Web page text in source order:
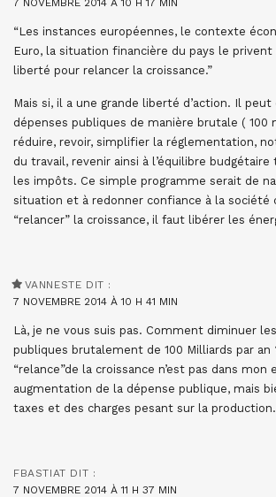
“Les instances européennes, le contexte
Euro, la situation financière du pays le
liberté pour relancer la croissance.”
Mais si, il a une grande liberté d’action. Il
dépenses publiques de manière brutale ( 100
réduire, revoir, simplifier la réglementation,
du travail, revenir ainsi à l’équilibre
les impôts. Ce simple programme serait de
situation et à redonner confiance à la société
“relancer” la croissance, il faut libérer les
VANNESTE DIT :
7 NOVEMBRE 2014 À 10 H 41 MIN
Là, je ne vous suis pas. Comment diminuer
publiques brutalement de 100 Milliards par an
“relance”de la croissance n’est pas dans mon
augmentation de la dépense publique, mais
taxes et des charges pesant sur la production.
FBASTIAT DIT :
7 NOVEMBRE 2014 À 11 H 37 MIN